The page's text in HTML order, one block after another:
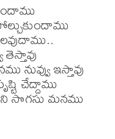
నువ్వు ఇస్తావు
చేద్దాము
సొగసు మనము